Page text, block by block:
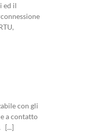
ed il
con gli
a contatto
[...]